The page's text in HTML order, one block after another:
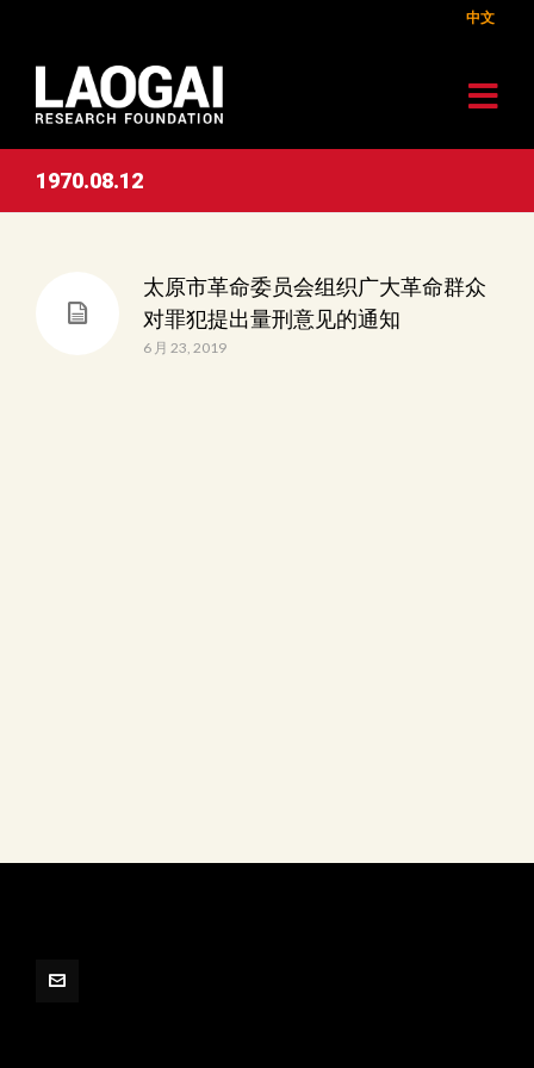
中文
1970.08.12
太原市革命委员会组织广大革命群众
对罪犯提出量刑意见的通知
6 月 23, 2019